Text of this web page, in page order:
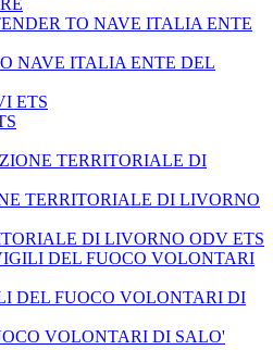
NAVE ITALIA ENTE DEL
DI LIVORNO ODV ETS
VOLONTARI DI SALO'